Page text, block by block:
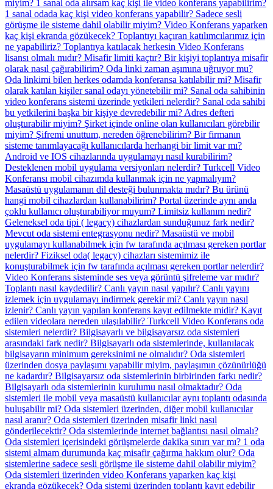
miyim? 1 sanal oda alırsam kaç kişi ile video konferans yapabilirim?
1 sanal odada kaç kişi video konferans yapabilir? Sadece sesli
görüşme ile sisteme dahil olabilir miyim? Video Konferans yaparken
kaç kişi ekranda gözükecek? Toplantıyı kaçıran katılımcılarımız için
ne yapabiliriz? Toplantıya katılacak herkesin Video Konferans
lisansı olmalı mıdır? Misafir limiti kaçtır? Bir kişiyi toplantıya misafir
olarak nasıl çağırabilirim? Oda linki zaman aşımına uğruyor mu?
Oda linkimi bilen herkes odamda konferansa katılabilir mi? Misafir
olarak katılan kişiler sanal odayı yönetebilir mi? Sanal oda sahibinin
video konferans sistemi üzerinde yetkileri nelerdir? Sanal oda sahibi
bu yetkilerini başka bir kişiye devredebilir mi? Adres defteri
oluşturabilir miyim? Şirket içinde online olan kullanıcıları görebilir
miyim? Şifremi unuttum, nereden öğrenebilirim? Bir firmanın
sisteme tanımlayacağı kullanıcılarda herhangi bir limit var mı?
Android ve IOS cihazlarında uygulamayı nasıl kurabilirim?
Desteklenen mobil uygulama versiyonları nelerdir? Turkcell Video
Konferansı mobil cihazımda kullanmak için ne yapmalıyım?
Masaüstü uygulamanın dil desteği bulunmakta mıdır? Bu ürünü
hangi mobil cihazlardan kullanabilirim? Portal üzerinde aynı anda
çoklu kullanıcı oluşturabiliyor muyum? Limitsiz kullanım nedir?
Geleneksel oda tipi ( legacy) cihazlardan sunduğunuz fark nedir?
Mevcut oda sistemi entegrasyonu nedir? Masaüstü ve mobil
uygulamayı kullanabilmek için fw tarafında açılması gereken portlar
nelerdir? Fiziksel oda( legacy) cihazları sistemimiz ile
konuşturabilmek için fw tarafında açılması gereken portlar nelerdir?
Video Konferans sisteminde ses veya görüntü şifreleme var mıdır?
Toplantı nasıl kaydedilir? Canlı yayın nasıl yapılır? Canlı yayını
izlemek için uygulamayı indirmek gerekir mi? Canlı yayın nasıl
izlenir? Canlı yayın yapılan konferans kayıt edilmekte midir? Kayıt
edilen videolara nereden ulaşılabilir? Turkcell Video Konferans oda
sistemleri nelerdir? Bilgisayarlı ve bilgisayarsız oda sistemleri
arasındaki fark nedir? Bilgisayarlı oda sistemlerinde, kullanılacak
bilgisayarın minimum gereksinimi ne olmalıdır? Oda sistemleri
üzerinden dosya paylaşımı yapabilir miyim, paylaşımın çözünürlüğü
ne kadardır? Bilgisayarsız oda sistemlerinin birbirinden farkı nedir?
Bilgisayarlı oda sistemlerinin kurulumu nasıl olmaktadır? Oda
sistemleri ile mobil veya masaüstü kullanıcılar aynı toplantı odasında
buluşabilir mi? Oda sistemleri üzerinden, diğer mobil kullanıcılar
nasıl aranır? Oda sistemleri üzerinden misafir linki nasıl
gönderilecektir? Oda sistemlerinde internet bağlantısı nasıl olmalı?
Oda sistemleri içerisindeki görüşmelerde dakika sınırı var mı? 1 oda
sistemi almam durumunda kaç misafir çağırma hakkım olur? Oda
sistemlerine sadece sesli görüşme ile sisteme dahil olabilir miyim?
Oda sistemleri üzerinden video Konferans yaparken kaç kişi
ekranda gözükecek? Oda sistemi üzerinden toplantı kayıt edebilir